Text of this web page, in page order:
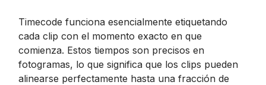
Timecode funciona esencialmente etiquetando
cada clip con el momento exacto en que
comienza. Estos tiempos son precisos en
fotogramas, lo que significa que los clips pueden
alinearse perfectamente hasta una fracción de